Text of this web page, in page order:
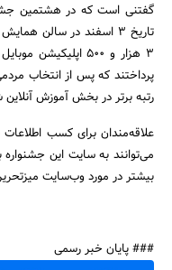
گفتنی است که در هشتمین
رتبه برتر در بخش آموزش
علاقه‌مندان برای کسب
می‌توانند به سایت این
بیشتر در مورد وب‌سایت
### پایان خبر رسمی